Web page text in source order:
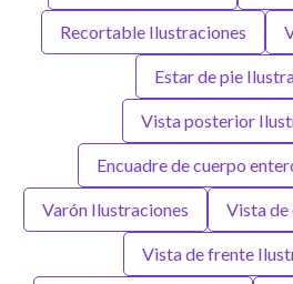
Recortable Ilustraciones
Estar de pie
Vista posterior
Encuadre de cuerpo
Varón Ilustraciones Vista de
Vista de frente